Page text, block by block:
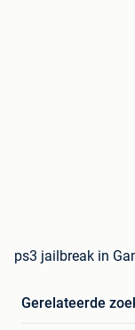
ps3 jailbreak in
Gerelateerde